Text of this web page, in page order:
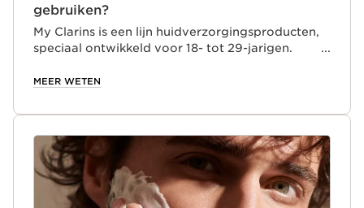
gebruiken?
My Clarins is een lijn huidverzorgingsproducten,
speciaal ontwikkeld voor 18- tot 29-jarigen.
uit het leven willen halen. Ondanks hun drukke
kiezen ze bewust voor een gezonde levensstijl.
MEER WETEN